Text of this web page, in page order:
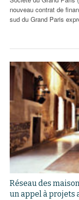
nouveau contrat de
sud du Grand Paris
Réseau des
un appel à projets